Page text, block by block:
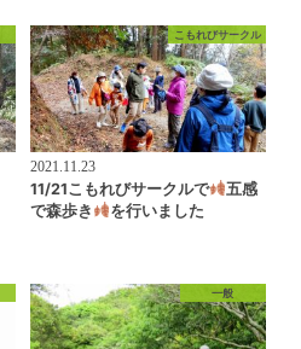
こもれびサークル
2021.11.23
11/21こもれびサークルで
五感
で森歩き
を行いました
一般